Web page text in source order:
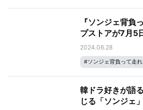
『ソンジェ背負
プストアが7月5
2024.06.28
#ソンジェ背負って走れ
韓ドラ好きが語
じる「ソンジェ